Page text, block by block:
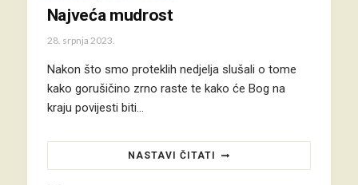
Najveća mudrost
28. srpnja 2023.
Nakon što smo proteklih nedjelja slušali o tome
kako gorušičino zrno raste te kako će Bog na
kraju povijesti biti…
NASTAVI ČITATI